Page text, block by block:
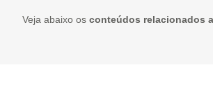
Veja abaixo os conteúdos relacionados